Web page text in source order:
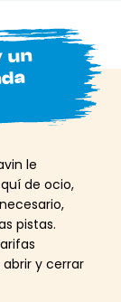
un
le
de ocio,
pistas.
y cerrar